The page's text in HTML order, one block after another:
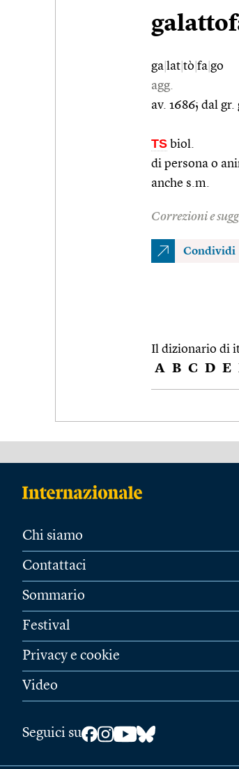
ga lat tò fa go
agg.
av. 1686; dal
TS biol.
di persona o
anche s.m.
Correzioni e
Condividi
Il dizionario di
A B C D E
Chi siamo
Contattaci
Sommario
Festival
Privacy e cookie
Video
Seguici su